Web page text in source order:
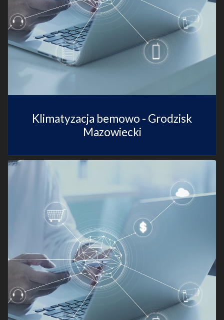
Klimatyzacja bemowo - Grodzisk
Mazowiecki